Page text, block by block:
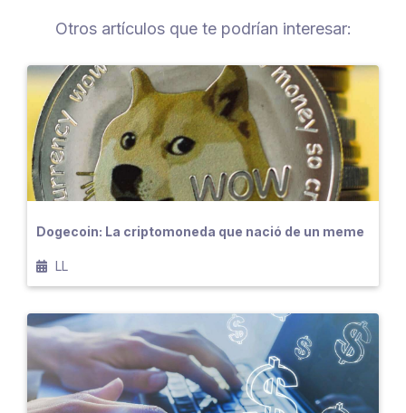
Otros artículos que te podrían interesar:
Dogecoin: La criptomoneda que nació de un meme
LL